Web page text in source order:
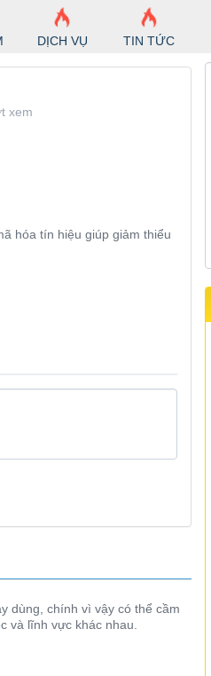
DỊCH VỤ TIN TỨC
xem
hóa tín hiệu giúp giảm thiểu
dùng, chính vì vậy có thể cầm
và lĩnh vực khác nhau.